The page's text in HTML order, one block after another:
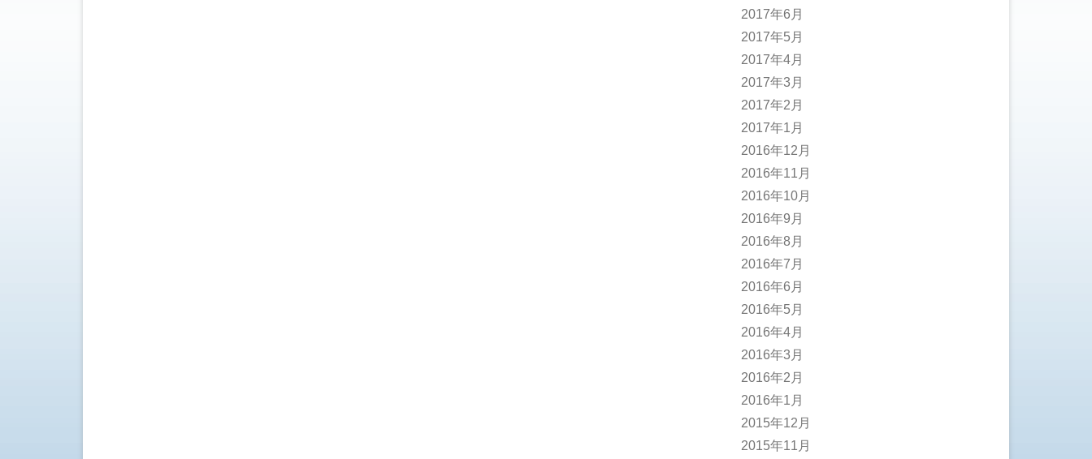
2017年6月
2017年5月
2017年4月
2017年3月
2017年2月
2017年1月
2016年12月
2016年11月
2016年10月
2016年9月
2016年8月
2016年7月
2016年6月
2016年5月
2016年4月
2016年3月
2016年2月
2016年1月
2015年12月
2015年11月